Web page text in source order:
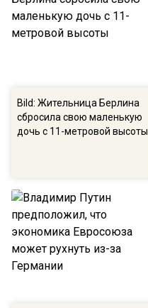
Bild: Жительница Берлина
сбросила свою маленькую
дочь с 11-метровой высоты